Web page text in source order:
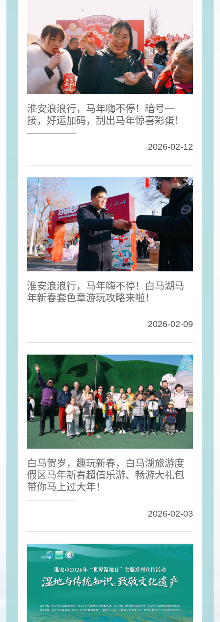
淮安浪浪行，马年嗨不停！暗号一
接，好运加码，刮出马年惊喜彩蛋！
2026-02-12
淮安浪浪行，马年嗨不停！白马湖马
年新春套色章游玩攻略来啦！
2026-02-09
白马贺岁，趣玩新春，白马湖旅游度
假区马年新春超值乐游、畅游大礼包
带你马上过大年！
2026-02-03